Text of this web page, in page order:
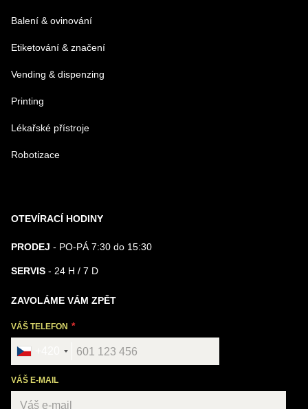
Balení & ovinování
Etiketování & značení
Vending & dispenzing
Printing
Lékařské přístroje
Robotizace
OTEVÍRACÍ HODINY
PRODEJ - PO-PÁ 7:30 do 15:30
SERVIS - 24 H / 7 D
ZAVOLÁME VÁM ZPĚT
VÁŠ TELEFON
VÁŠ E-MAIL